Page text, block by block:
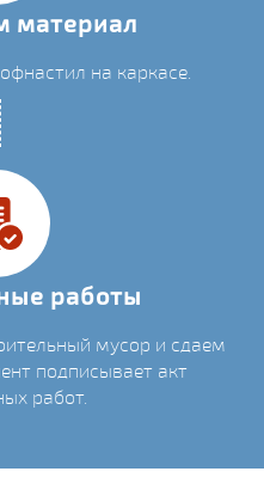
материал
на каркасе.
работы
мусор и сдаем
подписывает акт
работ.